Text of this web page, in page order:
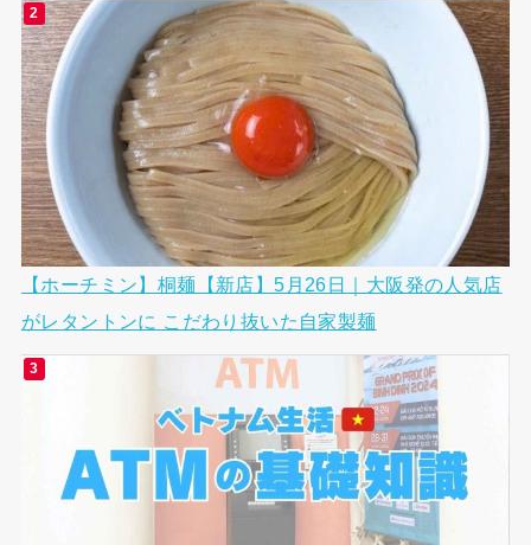
【ホーチミン】桐麺【新店】5月26日｜大阪発の人気店
がレタントンに こだわり抜いた自家製麺